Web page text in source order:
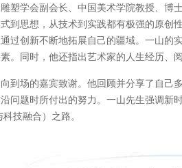
塑学会副会长、中国美术学院教授、博
到思想，从技术到实践都有极强的原创
过创新不断地拓展自己的疆域。一山的
。同时，他还指出艺术家的人生经历、
到场的嘉宾致谢。他回顾并分享了自己
问题时所付出的努力。一山先生强调新
技融合）之路。